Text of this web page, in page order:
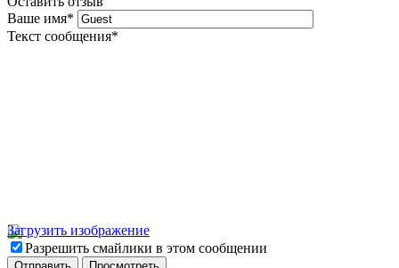
Ваше имя*
Текст сообщения*
Загрузить изображение
Разрешить смайлики в этом сообщении